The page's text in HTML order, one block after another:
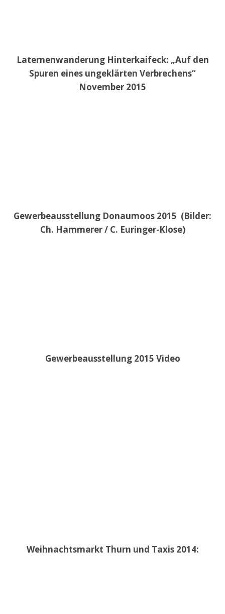
Laternenwanderung Hinterkaifeck: „Auf den
Spuren eines ungeklärten Verbrechens“
November 2015
Gewerbeausstellung Donaumoos 2015 (Bilder:
Ch. Hammerer / C. Euringer-Klose)
Gewerbeausstellung 2015 Video
Weihnachtsmarkt Thurn und Taxis 2014: